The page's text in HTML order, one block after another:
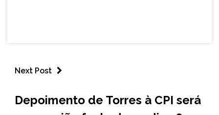
Next Post
NOTÍCIAS
Depoimento de Torres à CPI será